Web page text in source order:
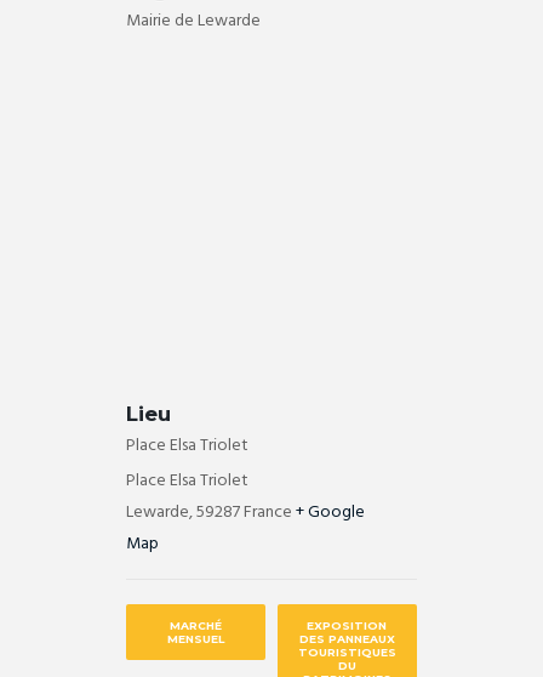
Mairie de Lewarde
Lieu
Place Elsa Triolet
Place Elsa Triolet
Lewarde,59287France+ Google
Map
MARCHÉ
MENSUEL
EXPOSITION
DES PANNEAUX
TOURISTIQUES
DU